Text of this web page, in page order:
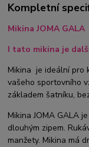
Kompletní
Mikina JOMA GALA
I tato mikina je
Mikina je ideální pro
vašeho sportovního
základem šatníku,
Mikina JOMA GALA
dlouhým zipem.
manžety. Mikina má